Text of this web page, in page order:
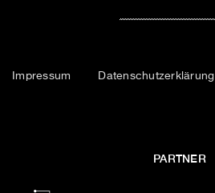
Impressum Datenschutzerklärung
PARTNER